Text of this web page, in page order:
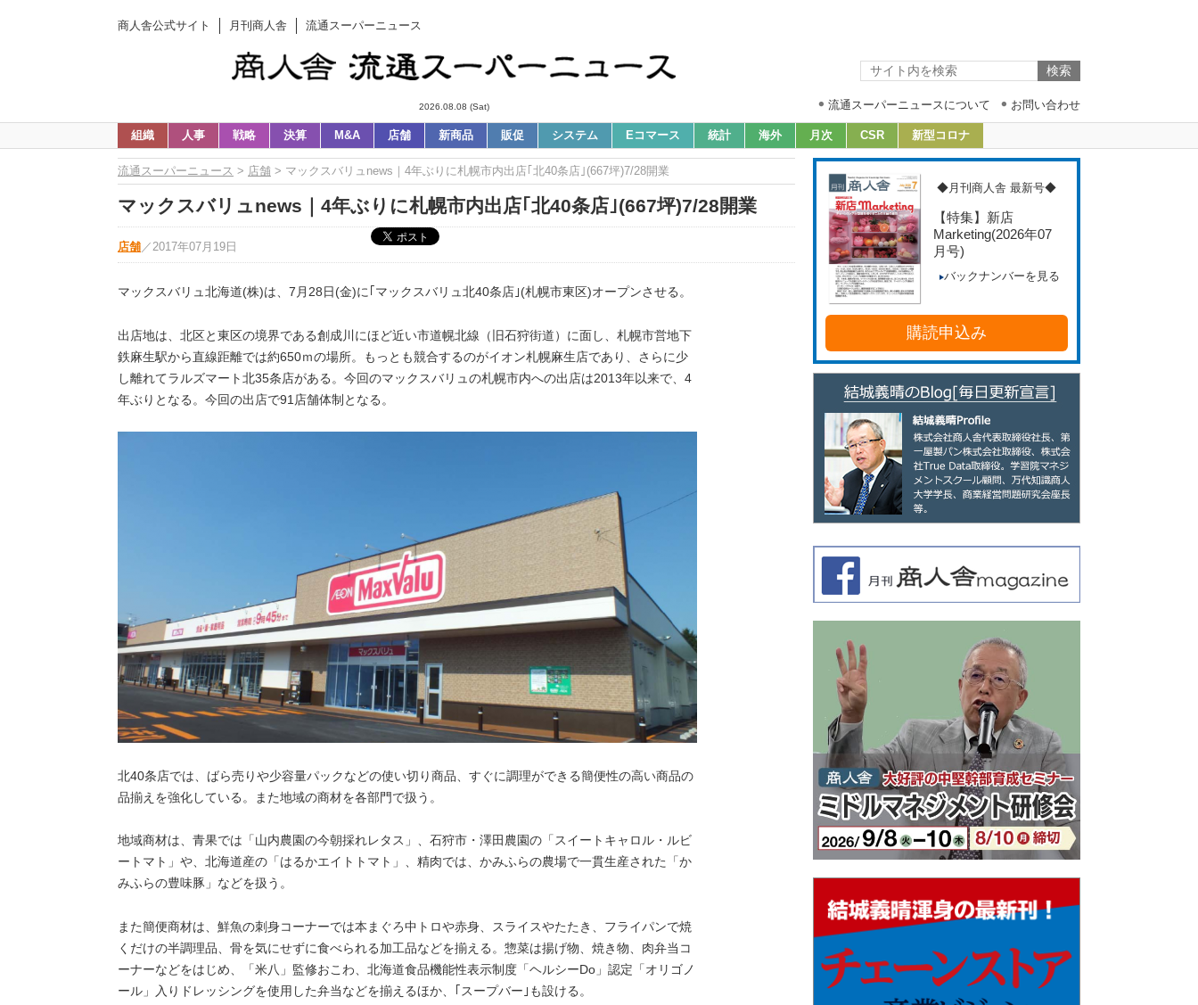
商人舎公式サイト 月刊商人舎 流通スーパーニュース
2026.08.08 (Sat) 流通スーパーニュースについて お問い合わせ
組織 人事 戦略 決算 M&A 店舗 新商品 販促 システム Eコマース 統計 海外 月次 CSR 新型コロナ
流通スーパーニュース > 店舗 > マックスバリュnews｜4年ぶりに札幌市内出店｢北40条店｣(667坪)7/28開業
マックスバリュnews｜4年ぶりに札幌市内出店｢北40条店｣(667坪)7/28開業
店舗 ／ 2017年07月19日
マックスバリュ北海道(株)は、7月28日(金)に｢マックスバリュ北40条店｣(札幌市東区)オープンさせる。
出店地は、北区と東区の境界である創成川にほど近い市道幌北線（旧石狩街道）に面し、札幌市営地下
鉄麻生駅から直線距離では約650ｍの場所。もっとも競合するのがイオン札幌麻生店であり、さらに少
し離れてラルズマート北35条店がある。今回のマックスバリュの札幌市内への出店は2013年以来で、4
年ぶりとなる。今回の出店で91店舗体制となる。
北40条店では、ばら売りや少容量パックなどの使い切り商品、すぐに調理ができる簡便性の高い商品の
品揃えを強化している。また地域の商材を各部門で扱う。
地域商材は、青果では「山内農園の今朝採れレタス」、石狩市・澤田農園の「スイートキャロル・ルビ
ートマト」や、北海道産の「はるかエイトトマト」、精肉では、かみふらの農場で一貫生産された「か
みふらの豊味豚」などを扱う。
また簡便商材は、鮮魚の刺身コーナーでは本まぐろ中トロや赤身、スライスやたたき、フライパンで焼
くだけの半調理品、骨を気にせずに食べられる加工品などを揃える。惣菜は揚げ物、焼き物、肉弁当コ
ーナーなどをはじめ、「米八」監修おこわ、北海道食品機能性表示制度「ヘルシーDo」認定「オリゴノ
ール」入りドレッシングを使用した弁当などを揃えるほか、｢スープバー｣も設ける。
◆月刊商人舎 最新号◆
【特集】新店
Marketing(2026年07
月号)
バックナンバーを見る
購読申込み